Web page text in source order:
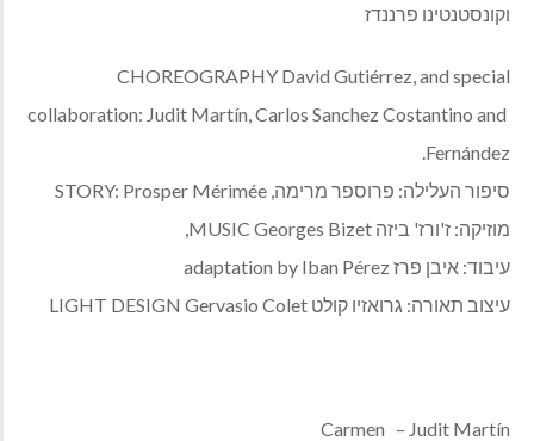
וקונסטנטינו פרננדז
CHOREOGRAPHY David Gutiérrez, and special
collaboration: Judit Martín, Carlos Sanchez Costantino and
Fernández
.
סיפור העלילה: פרוספר מרימה, STORY: Prosper Mérimée
מוזיקה: ז'ורז' ביזה MUSIC Georges Bizet,
עיבוד: איבן פרזadaptation by Iban Pérez
עיצוב תאורה: גרואזיו קולט LIGHT DESIGN Gervasio Colet
Carmen – Judit Martín